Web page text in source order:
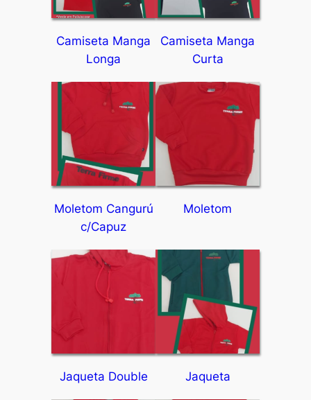
Camiseta Manga
Longa
Camiseta Manga
Curta
Moletom Cangurú
c/Capuz
Moletom
Jaqueta Double Jaqueta